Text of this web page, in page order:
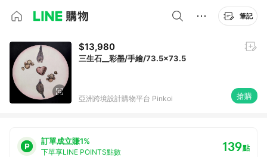
筆記
$13,980
三生石__彩墨/手繪/73.5x73.5
亞洲跨境設計購物平台 Pinkoi 搶購
訂單成立賺1%
下單享LINE POINTS點數 139點